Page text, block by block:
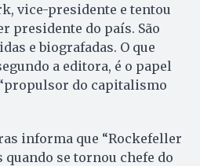
vice-presidente e tentou
presidente do país. São
e biografadas. O que
a editora, é o papel
do capitalismo
informa que “Rockefeller
se tornou chefe do